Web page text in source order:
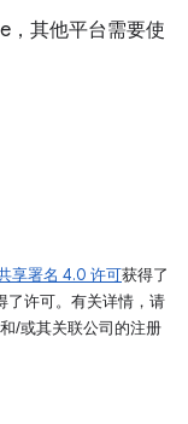
，其他平台需要使
享署名 4.0 许可获得了
了许可。有关详情，请
/或其关联公司的注册